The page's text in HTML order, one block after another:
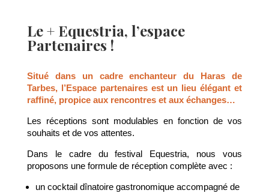
Le + Equestria, l’espace
Partenaires !
Situé dans un cadre enchanteur du Haras de
Tarbes, l’Espace partenaires est un lieu élégant et
raffiné, propice aux rencontres et aux échanges…
Les réceptions sont modulables en fonction de vos
souhaits et de vos attentes.
Dans le cadre du festival Equestria, nous vous
proposons une formule de réception complète avec :
un cocktail dînatoire gastronomique accompagné de